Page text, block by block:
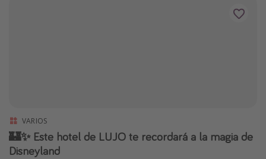
VARIOS
🏰✨ Este hotel de LUJO te recordará a la magia de
Disneyland